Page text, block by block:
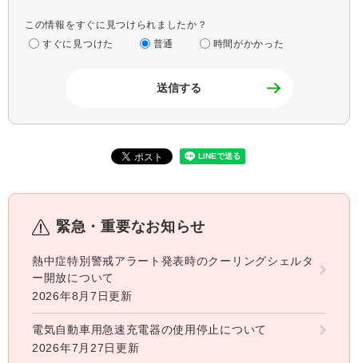
この情報をすぐに見つけられましたか？
すぐに見つけた
普通 時間がかかった
緊急・重要なお知らせ
熱中症特別警戒アラート発表時のクーリングシェルタ
ー開放について
2026年8月7日更新
電気自動車用急速充電器の使用停止について
2026年7月27日更新